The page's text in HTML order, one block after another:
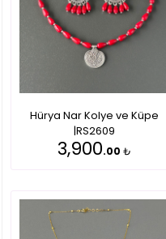
Hürya Nar Kolye ve Küpe
|RS2609
3,900.00 ₺